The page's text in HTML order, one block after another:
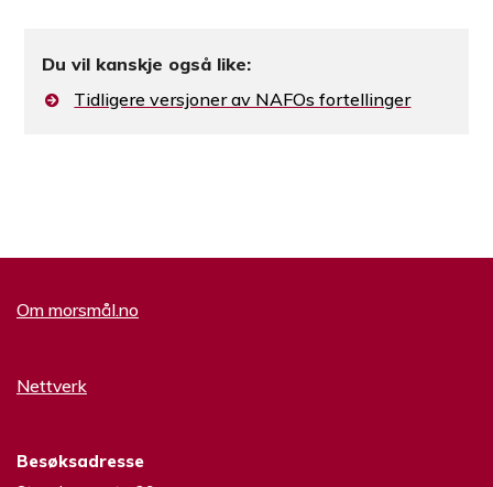
Du vil kanskje også like:
Tidligere versjoner av NAFOs fortellinger
Om morsmål.no
Nettverk
Besøksadresse